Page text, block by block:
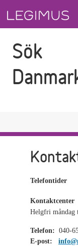
Sök
Telefontider
Kontaktcenter
Helgfri måndag
Telefon: 040-
E-post: